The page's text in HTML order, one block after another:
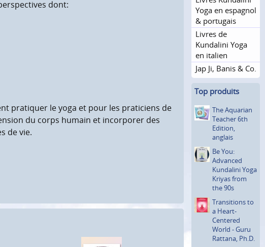
dont:
pratiquer le yoga et pour les praticiens de
du corps humain et incorporer des
de vie.
Yoga en espagnol
& portugais
Livres de
Kundalini Yoga
en italien
Jap Ji, Banis & Co.
Top produits
The Aquarian
Teacher 6th
Edition,
anglais
Be You:
Advanced
Kundalini Yoga
Kriyas from
the 90s
Transi­tions to
a Heart-
Centered
World - Guru
Rattana, Ph.D.